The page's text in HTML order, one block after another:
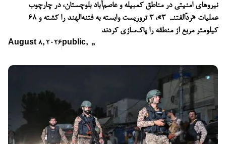
نیروهای امنیتی در مناطق کمبیله و عاصم‌آباد بلوچستان، در چارچوب
عملیات «ردّالفتنہ ۳»، ۳ تروریست وابسته به فتنه‌الهند را کشته و ۶۸
کیلومتر مربع از منطقه را پاک‌سازی کردند
August 8, 2026 public, ,,